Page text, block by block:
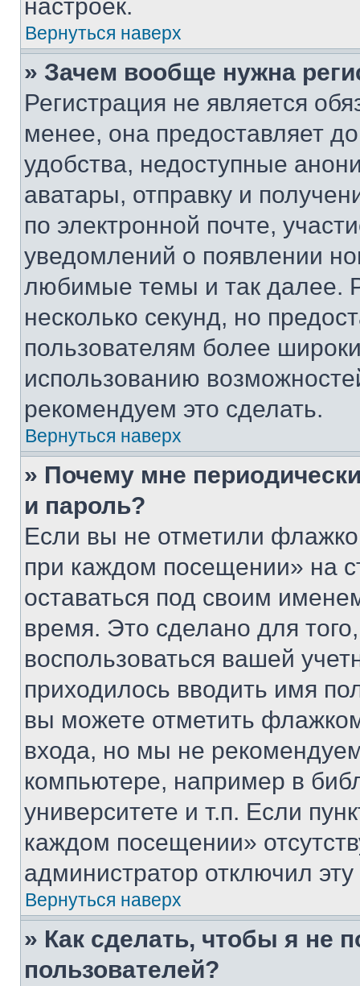
настроек.
Вернуться наверх
» Зачем вообще нужна
Регистрация не является
менее, она предоставляет
удобства, недоступные
аватары, отправку и
по электронной почте,
уведомлений о появлении
любимые темы и так далее.
несколько секунд, но
пользователям более
использованию
рекомендуем это сделать.
Вернуться наверх
» Почему мне
и пароль?
Если вы не отметили
при каждом посещении» на
оставаться под своим
время. Это сделано для
воспользоваться вашей
приходилось вводить имя
вы можете отметить
входа, но мы не
компьютере, например в
университете и т.п. Если
каждом посещении»
администратор отключил
Вернуться наверх
» Как сделать, чтобы я не
пользователей?